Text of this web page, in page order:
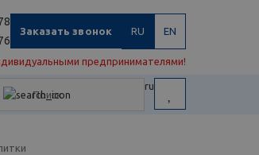
Заказать звонок RU EN
предпринимателями!
ru